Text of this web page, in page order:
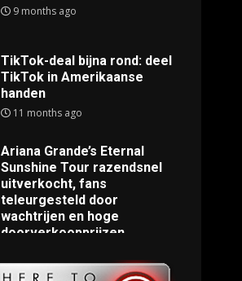
9 months ago
TikTok-deal bijna rond: deel
TikTok in Amerikaanse
handen
11 months ago
Ariana Grande’s Eternal
Sunshine Tour razendsnel
uitverkocht, fans
teleurgesteld door
wachtrijen en hoge
doorverkoopprijzen